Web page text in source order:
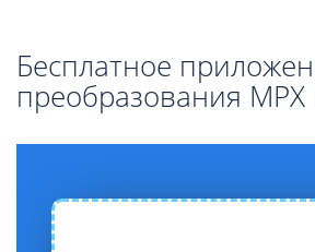
Бесплатное
преобразования MPX